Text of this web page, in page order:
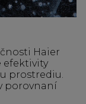
Haier
efektivity
prostrediu.
porovnaní